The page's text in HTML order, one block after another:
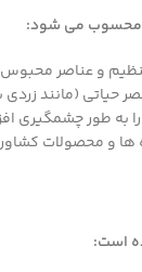
محسوب می شود:
حیاتی (مانند
به طور چشمگیری
ها و محصولات
است: